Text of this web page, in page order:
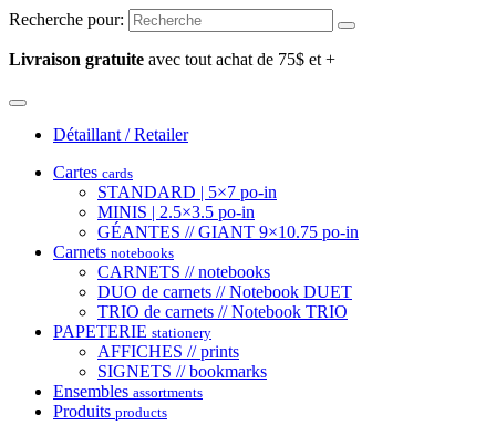
Recherche pour:
Livraison gratuite avec tout achat de 75$ et +
Détaillant / Retailer
Cartes cards
STANDARD | 5×7 po-in
MINIS | 2.5×3.5 po-in
GÉANTES // GIANT 9×10.75 po-in
Carnets notebooks
CARNETS // notebooks
DUO de carnets // Notebook DUET
TRIO de carnets // Notebook TRIO
PAPETERIE stationery
AFFICHES // prints
SIGNETS // bookmarks
Ensembles assortments
Produits products